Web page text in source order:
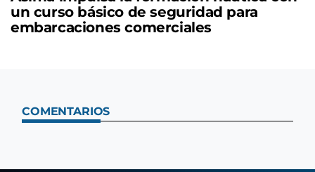
un curso básico de seguridad para
embarcaciones comerciales
COMENTARIOS